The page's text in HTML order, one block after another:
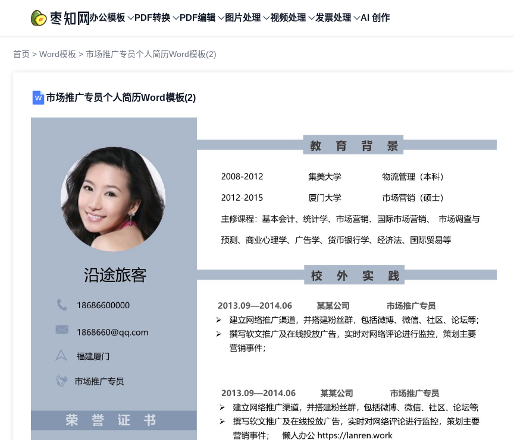
办公模板 PDF转换 PDF编辑 图片处理 视频处理 发票处理 AI 创作
首页 > Word模板 > 市场推广专员个人简历Word模板(2)
市场推广专员个人简历Word模板(2)